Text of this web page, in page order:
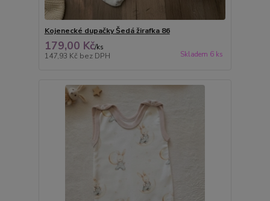
Kojenecké dupačky Šedá žirafka 86
179,00 Kč/ks
147,93 Kč bez DPH Skladem 6 ks